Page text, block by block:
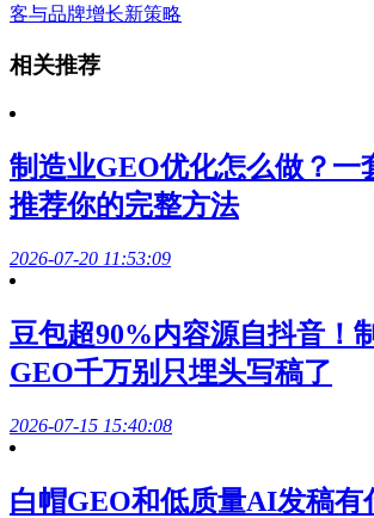
客与品牌增长新策略
相关推荐
制造业GEO优化怎么做？一
推荐你的完整方法
2026-07-20 11:53:09
豆包超90%内容源自抖音！
GEO千万别只埋头写稿了
2026-07-15 15:40:08
白帽GEO和低质量AI发稿有